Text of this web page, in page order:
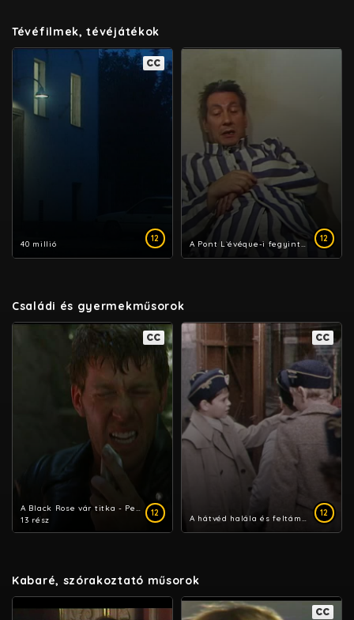
Tévéfilmek, tévéjátékok
12
CC
40 millió
12
A Pont L`évéque-i fegyintézet
Családi és gyermekműsorok
12
CC
A Black Rose vár titka - Pendragon legenda
13 rész
12
CC
A hátvéd halála és feltámadása
Kabaré, szórakoztató műsorok
CC